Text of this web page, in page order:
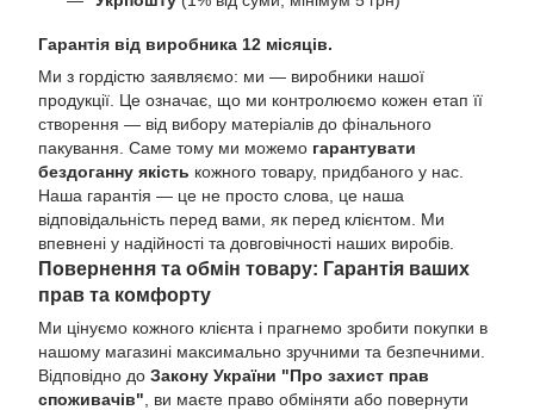
Гарантія від виробника 12 місяців.
Ми з гордістю заявляємо: ми — виробники нашої
продукції. Це означає, що ми контролюємо кожен етап її
створення — від вибору матеріалів до фінального
пакування. Саме тому ми можемо гарантувати
бездоганну якість кожного товару, придбаного у нас.
Наша гарантія — це не просто слова, це наша
відповідальність перед вами, як перед клієнтом. Ми
впевнені у надійності та довговічності наших виробів.
Повернення та обмін товару: Гарантія ваших
прав та комфорту
Ми цінуємо кожного клієнта і прагнемо зробити покупки в
нашому магазині максимально зручними та безпечними.
Відповідно до Закону України "Про захист прав
споживачів" , ви маєте право обміняти або повернути